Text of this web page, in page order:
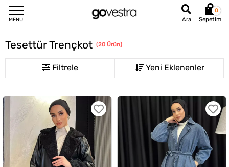
MENU Ara
0
Sepetim
Tesettür Trençkot (20 Ürün)
Filtrele